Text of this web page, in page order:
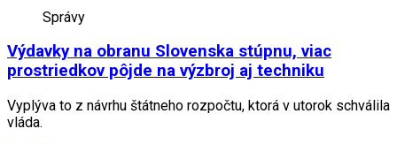
Správy
Výdavky na obranu Slovenska stúpnu, viac
prostriedkov pôjde na výzbroj aj techniku
Vyplýva to z návrhu štátneho rozpočtu, ktorá v utorok schválila
vláda.